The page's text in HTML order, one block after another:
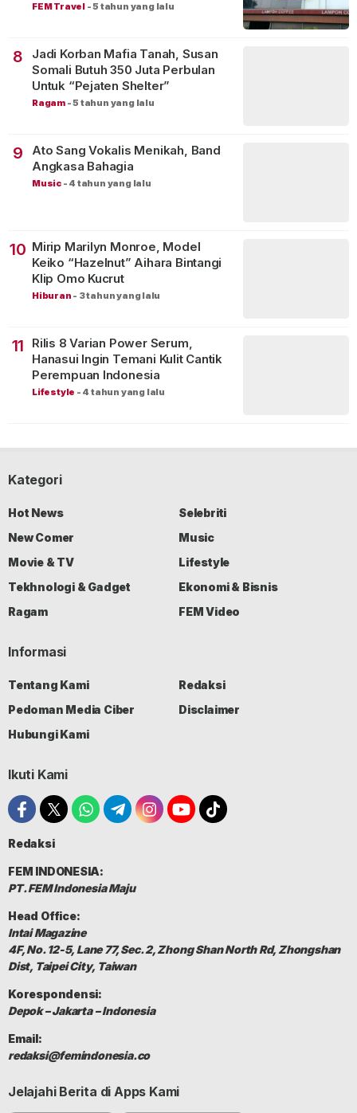
FEM Travel -5 tahun yang lalu
8
Jadi Korban Mafia Tanah, Susan
Somali Butuh 350 Juta Perbulan
Untuk “Pejaten Shelter”
Ragam -5 tahun yang lalu
9
Ato Sang Vokalis Menikah, Band
Angkasa Bahagia
Music - 4 tahun yang lalu
10 Mirip Marilyn Monroe, Model
Keiko “Hazelnut” Aihara Bintangi
Klip Omo Kucrut
Hiburan - 3 tahun yang lalu
11
Rilis 8 Varian Power Serum,
Hanasui Ingin Temani Kulit Cantik
Perempuan Indonesia
Lifestyle - 4 tahun yang lalu
Kategori
Hot News
Selebriti
New Comer
Music
Movie & TV
Lifestyle
Tekhnologi & Gadget
Ekonomi & Bisnis
Ragam
FEM Video
Informasi
Tentang Kami
Redaksi
Pedoman Media Ciber
Disclaimer
Hubungi Kami
Ikuti Kami
Redaksi
FEM INDONESIA:
PT. FEM Indonesia Maju
Head Office:
Intai Magazine
4F, No. 12-5, Lane 77, Sec. 2, Zhong Shan North Rd, Zhongshan
Dist, Taipei City, Taiwan
Korespondensi:
Depok – Jakarta – Indonesia
Email:
redaksi@femindonesia.co
Jelajahi Berita di Apps Kami